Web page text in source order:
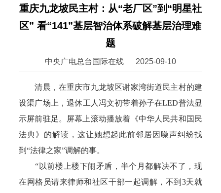
重庆九龙坡民主村：从“老厂区”到“明星社
区” 看“141”基层智治体系破解基层治理难
题
中央广电总台国际在线 2025-09-10
清晨，在重庆市九龙坡区谢家湾街道民主村的建
设渠广场上，退休工人冯文初带着孙子在LED普法显
示屏前驻足。屏幕上滚动播放着《中华人民共和国民
法典》的解读，这让她想起此前邻居因噪声纠纷找
到“法律之家”调解的事。
“以前楼上楼下闹矛盾，半个月都解决不了，现
在网格员请来律师和社区干部一起调解，不到3天就